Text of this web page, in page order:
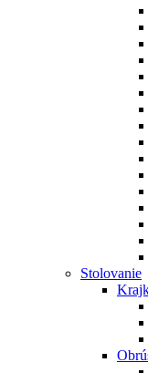
Stolovanie